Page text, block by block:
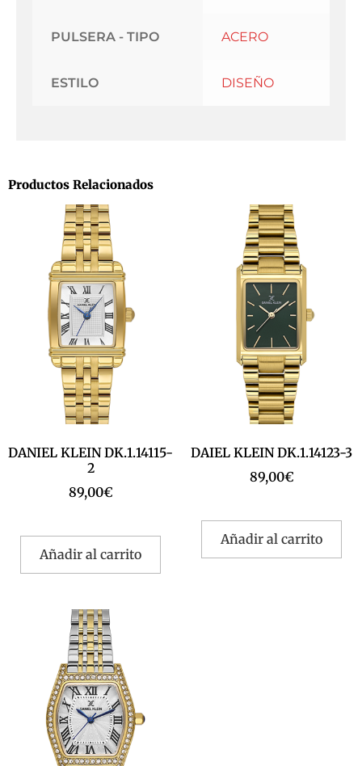
PULSERA - TIPO ACERO
ESTILO DISEÑO
Productos Relacionados
DANIEL KLEIN DK.1.14115-
2
89,00€
Añadir al carrito
DAIEL KLEIN DK.1.14123-3
89,00€
Añadir al carrito